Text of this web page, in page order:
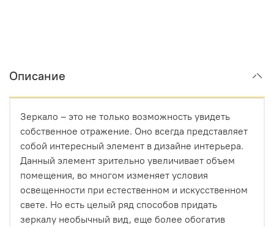
Описание
Зеркало – это не только возможность увидеть
собственное отражение. Оно всегда представляет
собой интересный элемент в дизайне интерьера.
Данный элемент зрительно увеличивает объем
помещения, во многом изменяет условия
освещенности при естественном и искусственном
свете. Но есть целый ряд способов придать
зеркалу необычный вид, еще более обогатив